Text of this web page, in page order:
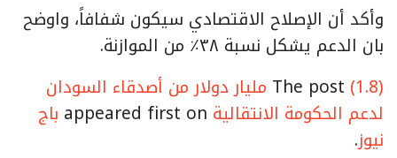
وأكد أن الإصلاح الاقتصادي سيكون شفافاً، واوضح
بان الدعم يشكل نسبة ٣٨٪ من الموازنة.
The post (1.8) مليار دولار من أصدقاء السودان
لدعم الحكومة الانتقالية
باج
نيوز.